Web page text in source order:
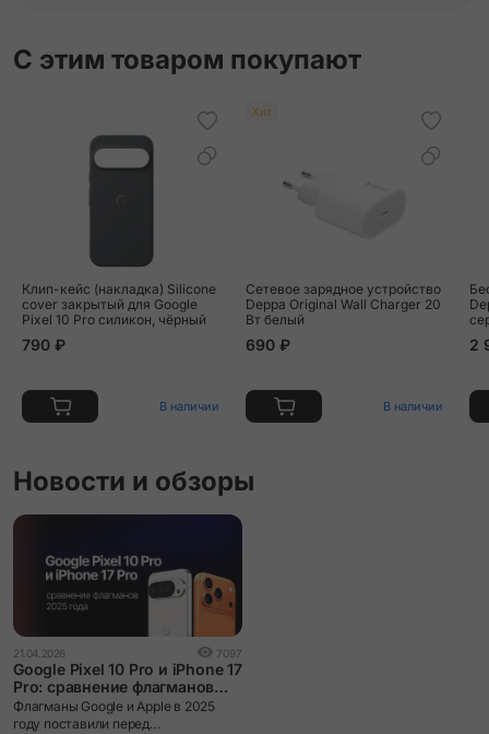
С этим товаром покупают
Клип-кейс (накладка) Silicone
cover закрытый для Google
Pixel 10 Pro силикон, чёрный
790 ₽
В наличии
Хит
Сетевое зарядное устройство
Deppa Original Wall Charger 20
Вт белый
690 ₽
В наличии
2
Новости и обзоры
21.04.2026 7097
Google Pixel 10 Pro и iPhone 17
Pro: сравнение флагманов
2025 года
Флагманы Google и Apple в 2025
году поставили перед